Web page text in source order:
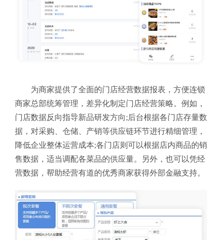
为商家提供了全面的门店经营数据报表，方便连锁
商家总部统筹管理，差异化制定门店经营策略。例如，
门店数据反向指导新品研发方向;后台根据各门店存量数
据，对采购、仓储、产销等供应链环节进行精细管理，
降低企业整体运营成本;各门店则可以根据店内商品的销
售数据，适当调配各菜品的供应量。另外，也可以凭经
营数据，帮助经营有道的优秀商家获得外部金融支持。